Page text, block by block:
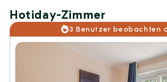
Hotiday-Zimmer
3 Benutzer beobachten